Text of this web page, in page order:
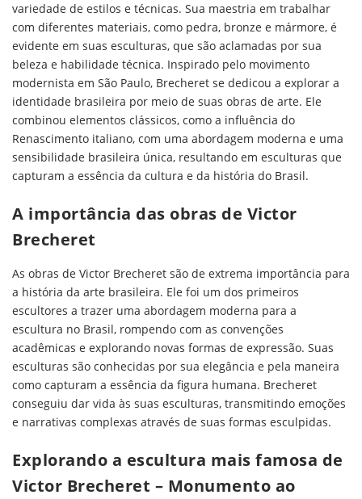
variedade de estilos e técnicas. Sua maestria em trabalhar
com diferentes materiais, como pedra, bronze e mármore, é
evidente em suas esculturas, que são aclamadas por sua
beleza e habilidade técnica. Inspirado pelo movimento
modernista em São Paulo, Brecheret se dedicou a explorar a
identidade brasileira por meio de suas obras de arte. Ele
combinou elementos clássicos, como a influência do
Renascimento italiano, com uma abordagem moderna e uma
sensibilidade brasileira única, resultando em esculturas que
capturam a essência da cultura e da história do Brasil.
A importância das obras de Victor
Brecheret
As obras de Victor Brecheret são de extrema importância para
a história da arte brasileira. Ele foi um dos primeiros
escultores a trazer uma abordagem moderna para a
escultura no Brasil, rompendo com as convenções
acadêmicas e explorando novas formas de expressão. Suas
esculturas são conhecidas por sua elegância e pela maneira
como capturam a essência da figura humana. Brecheret
conseguiu dar vida às suas esculturas, transmitindo emoções
e narrativas complexas através de suas formas esculpidas.
Explorando a escultura mais famosa de
Victor Brecheret – Monumento ao